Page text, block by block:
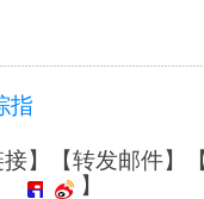
指
】【转发邮件】
】